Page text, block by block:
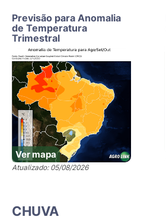
Previsão para Anomalia
de Temperatura
Trimestral
Ver mapa
Atualizado: 05/08/2026
CHUVA